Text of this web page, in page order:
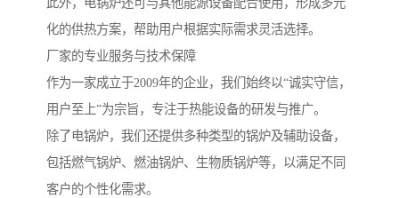
此外，电锅炉还可与其他能源设备配合使用，形成多元
化的供热方案，帮助用户根据实际需求灵活选择。
厂家的专业服务与技术保障
作为一家成立于2009年的企业，我们始终以“诚实守信，
用户至上”为宗旨，专注于热能设备的研发与推广。
除了电锅炉，我们还提供多种类型的锅炉及辅助设备，
包括燃气锅炉、燃油锅炉、生物质锅炉等，以满足不同
客户的个性化需求。